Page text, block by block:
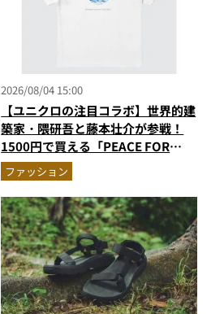
2026/08/04 15:00
【ユニクロの注目コラボ】世界的建
築家・隈研吾と藤本壮介が参戦！
1500円で買える「PEACE FOR
ALL」最新作
ファッション